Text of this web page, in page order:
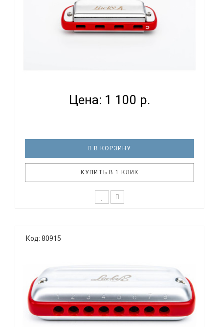
Цена: 1 100 р.
В КОРЗИНУ
КУПИТЬ В 1 КЛИК
музыкантов: начинающих, профессионалов и
что позволяет исполнителям ..
Код: 80915